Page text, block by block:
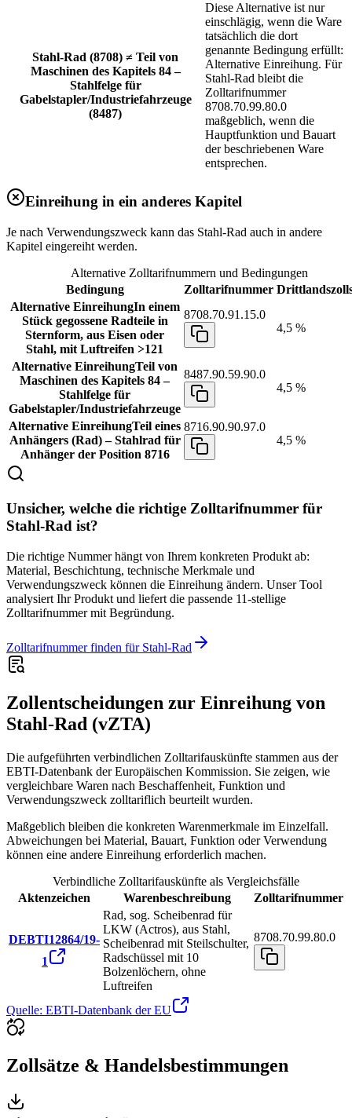
Stahl-Rad (8708) ≠ Teil von
Maschinen des Kapitels 84 –
Stahlfelge für
Gabelstapler/Industriefahrzeuge
(8487)
Diese Alternative ist nur
einschlägig, wenn die Ware
tatsächlich die dort
genannte Bedingung erfüllt:
Alternative Einreihung. Für
Stahl-Rad bleibt die
Zolltarifnummer
8708.70.99.80.0
maßgeblich, wenn die
Hauptfunktion und Bauart
der beschriebenen Ware
entsprechen.
Einreihung in ein anderes Kapitel
Je nach Verwendungszweck kann das Stahl-Rad auch in andere
Kapitel eingereiht werden.
Alternative Zolltarifnummern und Bedingungen
Bedingung
Zolltarifnummer
Alternative EinreihungIn einem
Stück gegossene Radteile in
Sternform, aus Eisen oder
Stahl, mit Luftreifen >121
8708.70.91.15.0
4,5 %
Alternative EinreihungTeil von
Maschinen des Kapitels 84 –
Stahlfelge für
Gabelstapler/Industriefahrzeuge
8487.90.59.90.0
4,5 %
Alternative EinreihungTeil eines
Anhängers (Rad) – Stahlrad für
Anhänger der Position 8716
8716.90.90.97.0
4,5 %
Unsicher, welche die richtige Zolltarifnummer für
Stahl-Rad ist?
Die richtige Nummer hängt von Ihrem konkreten Produkt ab:
Material, Beschichtung, technische Merkmale und
Verwendungszweck können die Einreihung ändern. Unser Tool
analysiert Ihr Produkt und liefert die passende 11-stellige
Zolltarifnummer mit Begründung.
Zolltarifnummer finden für Stahl-Rad
Zollentscheidungen zur Einreihung von
Stahl-Rad (vZTA)
Die aufgeführten verbindlichen Zolltarifauskünfte stammen aus der
EBTI-Datenbank der Europäischen Kommission. Sie zeigen, wie
vergleichbare Waren nach Beschaffenheit, Funktion und
Verwendungszweck zolltariflich beurteilt wurden.
Maßgeblich bleiben die konkreten Warenmerkmale im Einzelfall.
Abweichungen bei Material, Bauart, Funktion oder Verwendung
können eine andere Einreihung erforderlich machen.
Verbindliche Zolltarifauskünfte als Vergleichsfälle
Aktenzeichen
Warenbeschreibung Zolltarifnummer
DEBTI12864/19-
1
Rad, sog. Scheibenrad für
LKW (Actros), aus Stahl,
Scheibenrad mit Steilschulter,
Radschüssel mit 10
Bolzenlöchern, ohne
Luftreifen
8708.70.99.80.0
Quelle: EBTI-Datenbank der EU
Zollsätze & Handelsbestimmungen